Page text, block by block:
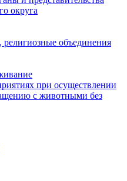
округа
объединения
при осуществлении
с животными без